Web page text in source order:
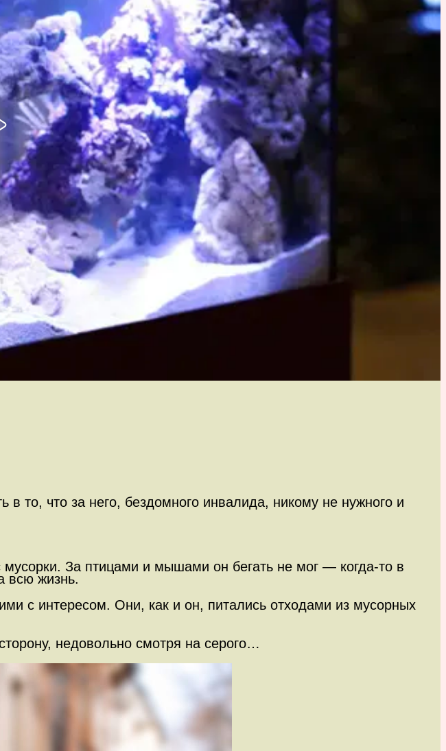
то, что за него, бездомного инвалида, никому не нужного и
За птицами и мышами он бегать не мог — когда-то в
всю жизнь.
с интересом. Они, как и он, питались отходами из мусорных
недовольно смотря на серого…